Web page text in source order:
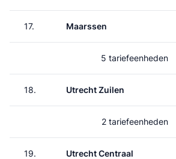
17. Maarssen
5 tariefeenheden
18. Utrecht Zuilen
2 tariefeenheden
19. Utrecht Centraal